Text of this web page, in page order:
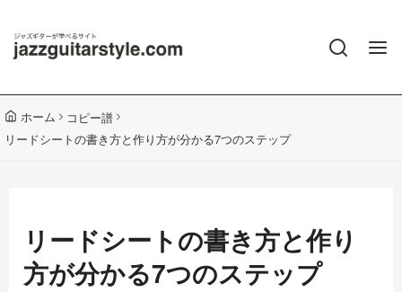
ホーム
コピー譜
リードシートの書き方と作り方が分かる7つのステップ
リードシートの書き方と作り
方が分かる7つのステップ